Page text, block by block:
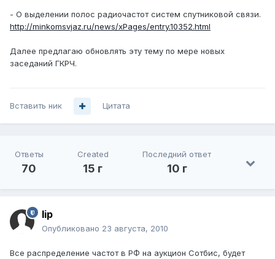
- О выделении полос радиочастот систем спутниковой связи.
http://minkomsvjaz.ru/news/xPages/entry.10352.html
Далее предлагаю обновлять эту тему по мере новых
заседаний ГКРЧ.
Вставить ник Цитата
Ответы
70
Created
15 г
Последний ответ
10 г
lip
Опубликовано 23 августа, 2010
Все распределение частот в РФ на аукцион Сотбис, будет